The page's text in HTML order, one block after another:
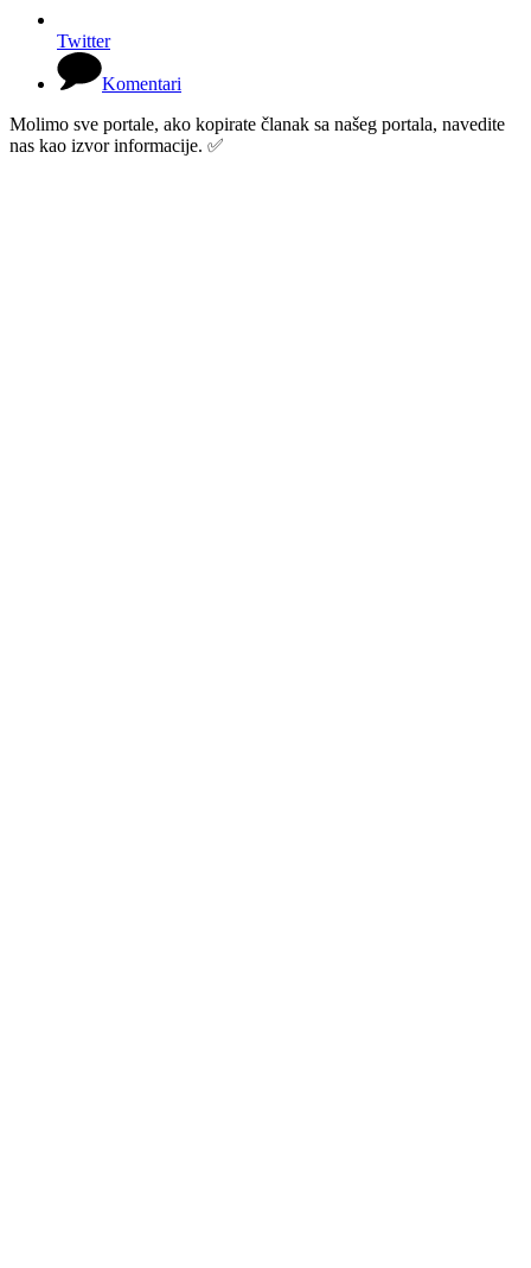
Twitter
Komentari
Molimo sve portale, ako kopirate članak sa našeg portala, navedite
nas kao izvor informacije. ✅